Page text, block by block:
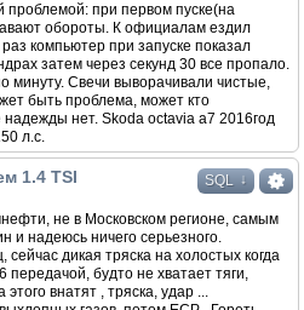
проблемой: при первом пуске(на
обороты. К официалам ездил
компьютер при запуске показал
затем через секунд 30 все пропало.
минуту. Свечи выворачивали чистые,
быть проблема, может кто
нет. Skoda octavia a7 2016год
л.с.
SQL ↓
1.4 TSI
не в Московском регионе, самым
и надеюсь ничего серьезного.
дикая тряска на холостых когда
будто не хватает тяги,
внатят , тряска, удар ...